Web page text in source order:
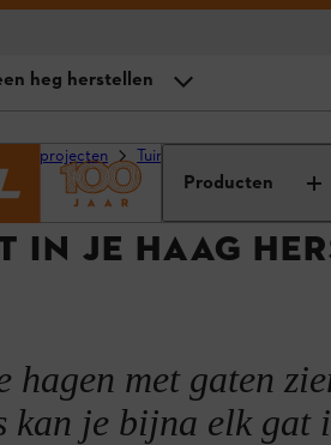
Producten
en projecten Tuinonderhoud
IN JE HAAG
hagen met gaten
kan je bijna elk gat
heg herstellen
er gaten in hagen?
een heg herstellen
in een haag herstellen